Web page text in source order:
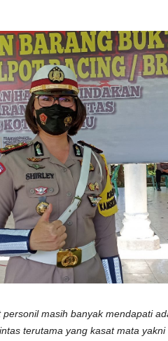
personil masih banyak mendapati
terutama yang kasat mata